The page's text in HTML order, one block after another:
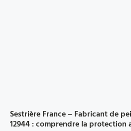
Sestrière France – Fabricant de
12944 : comprendre la protection